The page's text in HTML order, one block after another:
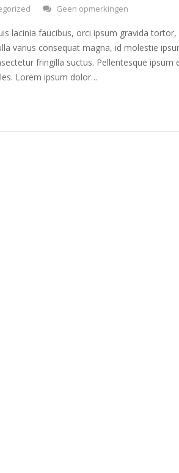
Geen opmerkingen
lacinia faucibus, orci ipsum gravida
varius consequat magna, id molestie
fringilla suctus. Pellentesque ipsum
Lorem ipsum dolor…